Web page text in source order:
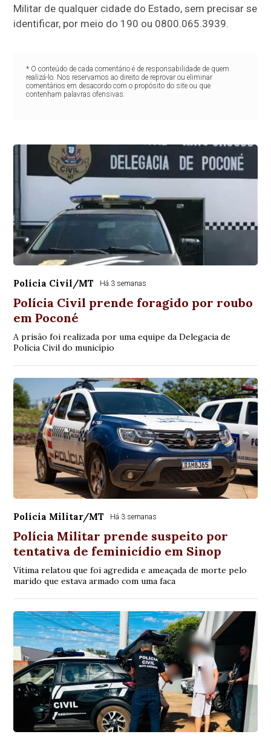
Militar de qualquer cidade do Estado, sem precisar se
identificar, por meio do 190 ou 0800.065.3939.
* O conteúdo de cada comentário é de responsabilidade de quem
realizá-lo. Nos reservamos ao direito de reprovar ou eliminar
comentários em desacordo com o propósito do site ou que
contenham palavras ofensivas.
Polícia Civil/MT Há 3 semanas
Polícia Civil prende foragido por roubo
em Poconé
A prisão foi realizada por uma equipe da Delegacia de
Polícia Civil do município
Polícia Militar/MT Há 3 semanas
Polícia Militar prende suspeito por
tentativa de feminicídio em Sinop
Vítima relatou que foi agredida e ameaçada de morte pelo
marido que estava armado com uma faca